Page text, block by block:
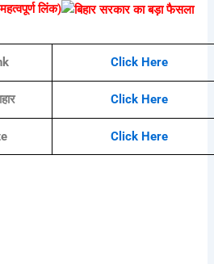
लिंक)
Click Here
Click Here
Click Here